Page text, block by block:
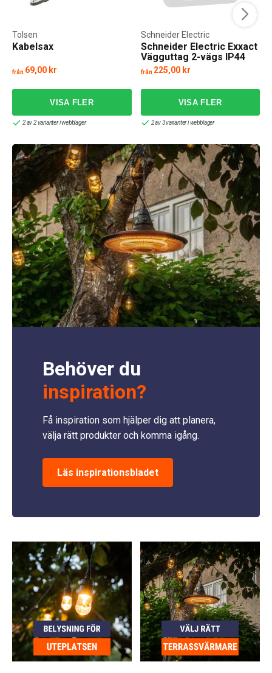
Kabelsax
Tolsen
från 69,00 kr
2 av 2 varianter i webblager
Schneider Electric Exxact
Vägguttag 2-vägs IP44
UTP
Schneider Electric
från 225,00 kr
2 av 3 varianter i webblager
Behöver du
inspiration?
Få inspiration som hjälper dig att planera,
välja rätt produkter och komma igång.
Läs inspirationsbladet